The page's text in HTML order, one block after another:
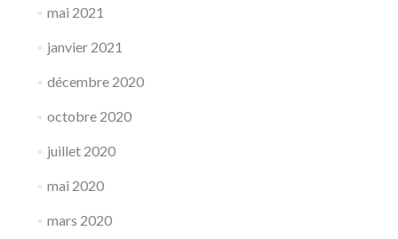
mai 2021
janvier 2021
décembre 2020
octobre 2020
juillet 2020
mai 2020
mars 2020